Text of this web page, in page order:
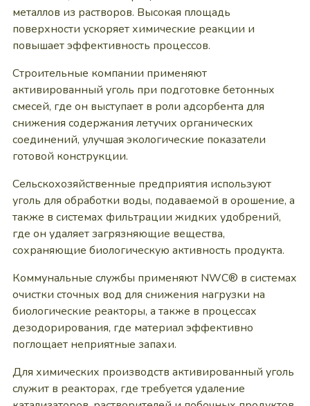
металлов из растворов. Высокая площадь
поверхности ускоряет химические реакции и
повышает эффективность процессов.
Строительные компании применяют
активированный уголь при подготовке бетонных
смесей, где он выступает в роли адсорбента для
снижения содержания летучих органических
соединений, улучшая экологические показатели
готовой конструкции.
Сельскохозяйственные предприятия используют
уголь для обработки воды, подаваемой в орошение, а
также в системах фильтрации жидких удобрений,
где он удаляет загрязняющие вещества,
сохраняющие биологическую активность продукта.
Коммунальные службы применяют NWC® в системах
очистки сточных вод для снижения нагрузки на
биологические реакторы, а также в процессах
дезодорирования, где материал эффективно
поглощает неприятные запахи.
Для химических производств активированный уголь
служит в реакторах, где требуется удаление